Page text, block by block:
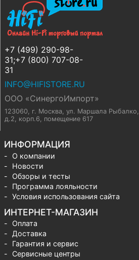
+7 (499) 290-98-
31;+7 (800) 707-08-
31
INFO@HIFISTORE.RU
ООО «СинергоИмпорт»
123060, г. Москва, ул. Маршала Рыбалко,
д.2, корп.6, помещение 617
ИНФОРМАЦИЯ
О компании
Новости
Обзоры и тесты
Программа лояльности
Условия использования сайта
ИНТЕРНЕТ-МАГАЗИН
Оплата
Доставка
Гарантия и сервис
Сервисные центры